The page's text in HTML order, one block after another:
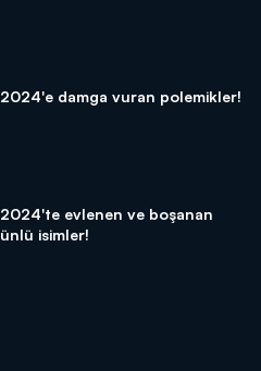
2024'e damga vuran polemikler!
2024'te evlenen ve boşanan
ünlü isimler!